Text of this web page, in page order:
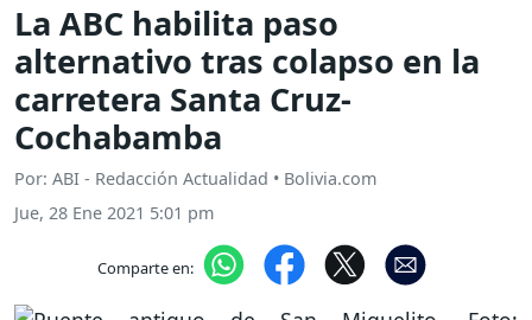
La ABC habilita paso
alternativo tras colapso en la
carretera Santa Cruz-
Cochabamba
Por: ABI - Redacción Actualidad • Bolivia.com
Jue, 28 Ene 2021 5:01 pm
Comparte en: